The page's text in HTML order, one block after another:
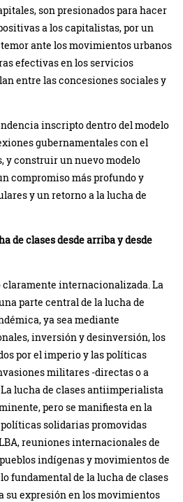
son presionados para hacer
a los capitalistas, por un
ante los movimientos urbanos
efectivas en los servicios
entre las concesiones sociales y
inscripto dentro del modelo
gubernamentales con el
y construir un nuevo modelo
compromiso más profundo y
y un retorno a la lucha de
de clases desde arriba y desde
claramente internacionalizada. La
parte central de la lucha de
ya sea mediante
inversión y desinversión, los
por el imperio y las políticas
militares -directas o a
lucha de clases antiimperialista
pero se manifiesta en la
solidarias promovidas
reuniones internacionales de
indígenas y movimientos de
fundamental de la lucha de clases
su expresión en los movimientos